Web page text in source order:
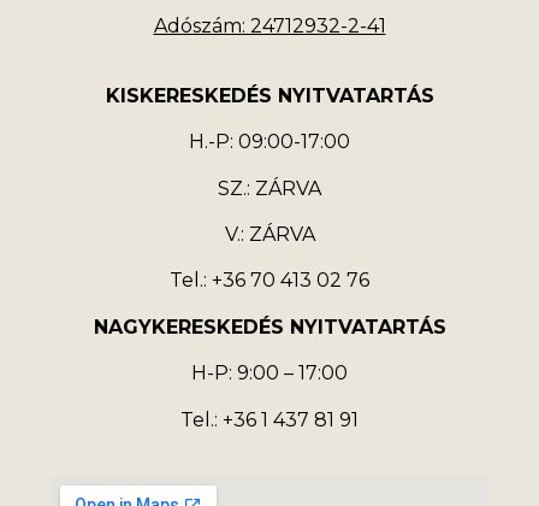
Adószám: 24712932-2-41
KISKERESKEDÉS NYITVATARTÁS
H.-P: 09:00-17:00
SZ.: ZÁRVA
V.: ZÁRVA
Tel.: +36 70 413 02 76
NAGYKERESKEDÉS NYITVATARTÁS
H-P: 9:00 – 17:00
Tel.: +36 1 437 81 91